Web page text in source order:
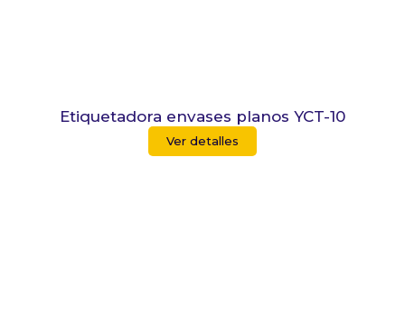
Etiquetadora envases planos YCT-10
Ver detalles